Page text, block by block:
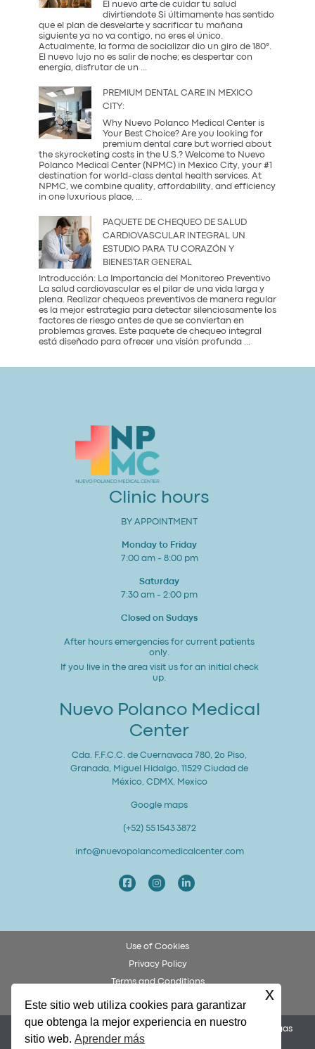
Tradición
El nuevo arte de cuidar tu salud
divirtiendote Si últimamente has sentido
que el plan de desvelarte y sacrificar tu mañana
siguiente ya no va contigo, no eres el único.
Actualmente, la forma de socializar dio un giro de 180°.
El nuevo lujo no es salir de noche; es despertar con
energía, disfrutar de un ...
una
Descubre
la
tendencia
más
saludable
del
2026
PREMIUM DENTAL CARE IN MEXICO
CITY:
Why Nuevo Polanco Medical Center is
Your Best Choice? Are you looking for
premium dental care but worried about
the skyrocketing costs in the U.S.? Welcome to Nuevo
Polanco Medical Center (NPMC) in Mexico City, your #1
destination for world-class dental health services. At
NPMC, we combine quality, affordability, and efficiency
in one luxurious place,
Care
Mexico
City:
PAQUETE DE CHEQUEO DE SALUD
CARDIOVASCULAR INTEGRAL UN
ESTUDIO PARA TU CORAZÓN Y
BIENESTAR GENERAL
Introducción: La Importancia del Monitoreo Preventivo
La salud cardiovascular es el pilar de una vida larga y
plena. Realizar chequeos preventivos de manera regular
es la mejor estrategia para detectar silenciosamente los
factores de riesgo antes de que se conviertan en
problemas graves. Este paquete de chequeo integral
está diseñado para ofrecer una visión profunda ...
Clinic hours
BY APPOINTMENT
Monday to Friday
7:00 am - 8:00 pm
Saturday
7:30 am - 2:00 pm
Closed on Sudays
After hours emergencies for current patients
only.
If you live in the area visit us for an initial check
up.
Nuevo Polanco Medical
Center
Cda. F.F.C.C. de Cuernavaca 780, 2o Piso,
Granada, Miguel Hidalgo, 11529 Ciudad de
México, CDMX, Mexico
Google maps
(+52) 55 1543 3872
info@nuevopolancomedicalcenter.com
Use of Cookies
Privacy Policy
Terms and Conditions
Patient Rights and Obligations
Permiso COFEPRIS 253300201A0049. Dr. Federico Ulises Villegas
García, Cédula 8873972.
Este sitio web utiliza cookies para garantizar
que obtenga la mejor experiencia en nuestro
sitio web.Aprender más
x